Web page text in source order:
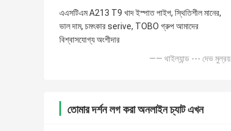
এএসটিএম A213 T9 খাদ ইস্পাত পাইপ, স্থিতিশীল মানের,
ভাল দাম, চমৎকার serive, TOBO গ্রুপ আমাদের
বিশ্বাসযোগ্য অংশীদার
—— থাইল্যান্ড --- দেভ মুল্রয়
তোমার দর্শন লগ করা অনলাইন চ্যাট এখন